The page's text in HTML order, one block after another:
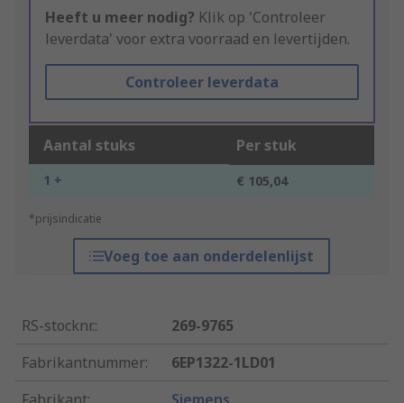
Heeft u meer nodig? Klik op 'Controleer
leverdata' voor extra voorraad en levertijden.
Controleer leverdata
Aantal stuks Per stuk
1 + € 105,04
*prijsindicatie
Voeg toe aan onderdelenlijst
RS-stocknr.:
269-9765
Fabrikantnummer:
6EP1322-1LD01